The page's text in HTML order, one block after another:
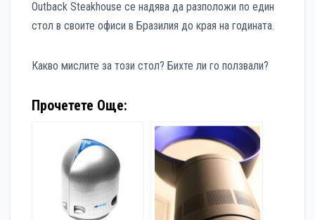
Outback Steakhouse се надява да разположи по един
стол в своите офиси в Бразилия до края на годината.
Какво мислите за този стол? Бихте ли го ползвали?
Прочетете Още: